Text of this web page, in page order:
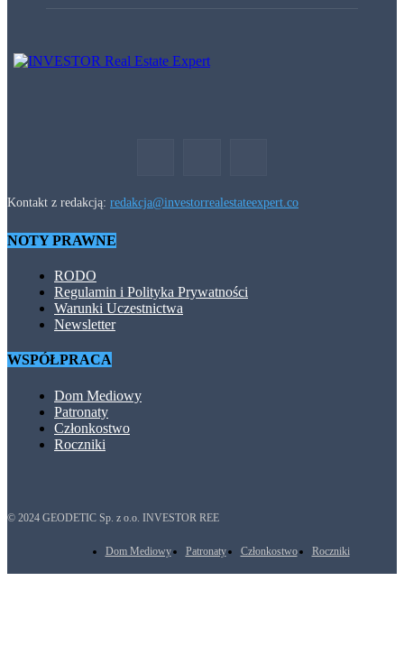
Kontakt z redakcją: redakcja@investorrealestateexpert.co
NOTY PRAWNE
RODO
Regulamin i Polityka Prywatności
Warunki Uczestnictwa
Newsletter
WSPÓŁPRACA
Dom Mediowy
Patronaty
Członkostwo
Roczniki
© 2024 GEODETIC Sp. z o.o. INVESTOR REE
Dom Mediowy Patronaty Członkostwo Roczniki